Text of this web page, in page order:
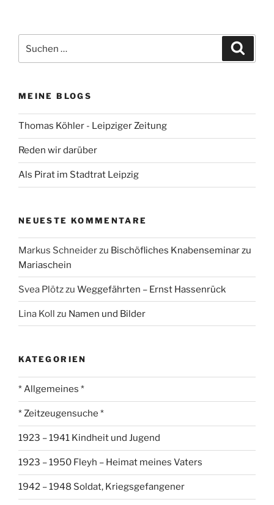
nach:
MEINE BLOGS
Thomas Köhler - Leipziger Zeitung
Reden wir darüber
Als Pirat im Stadtrat Leipzig
NEUESTE KOMMENTARE
Markus Schneiderzu Bischöfliches Knabenseminar zu
Mariaschein
Svea Plötzzu Weggefährten – Ernst Hassenrück
Lina Koll zu Namen und Bilder
KATEGORIEN
* Allgemeines *
* Zeitzeugensuche *
1923 – 1941 Kindheit und Jugend
1923 – 1950 Fleyh – Heimat meines Vaters
1942 – 1948 Soldat, Kriegsgefangener